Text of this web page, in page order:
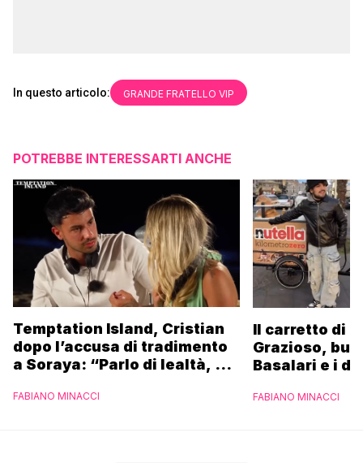
In questo articolo: GRANDE FRATELLO VIP
POTREBBE INTERESSARTI ANCHE
Temptation Island, Cristian
dopo l’accusa di tradimento
a Soraya: “Parlo di lealtà, ma
FABIANO MINACCI
Il carretto di
Grazioso,
Basalari e i
Ferrero”
FABIANO MINACCI